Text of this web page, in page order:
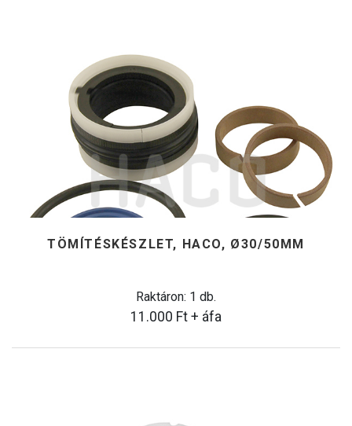
TÖMÍTÉSKÉSZLET, HACO, Ø30/50MM
Raktáron: 1 db.
11.000 Ft + áfa